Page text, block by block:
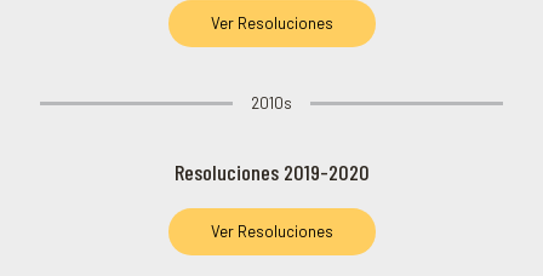
Ver Resoluciones
2010s
Resoluciones 2019-2020
Ver Resoluciones